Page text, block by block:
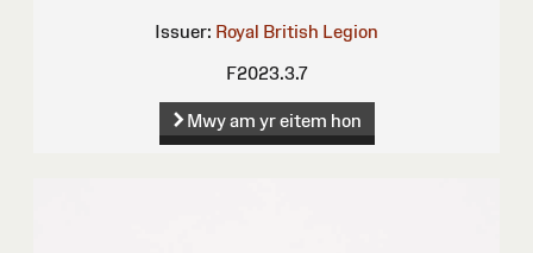
Issuer: Royal British Legion
F2023.3.7
Mwy am yr eitem hon